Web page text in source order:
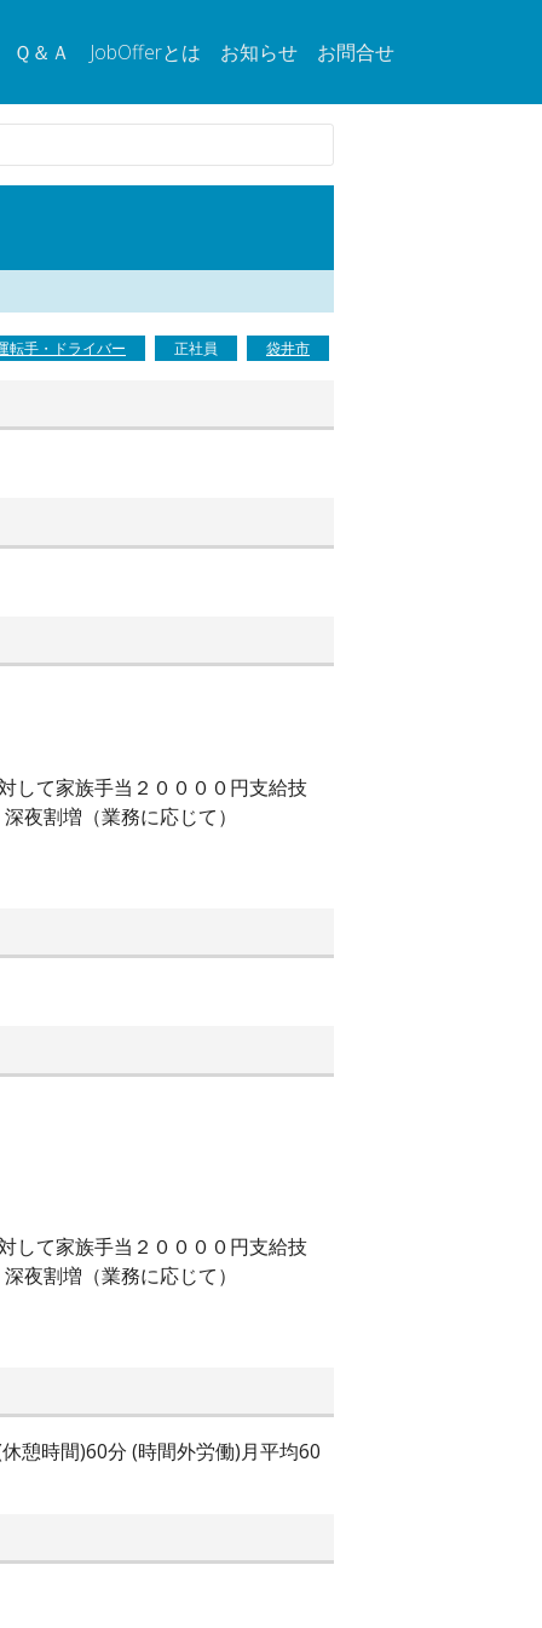
Ｑ＆Ａ JobOfferとは お知らせ お問合せ
転手・ドライバー 正社員 袋井市
して家族手当２００００円支給技
夜割増（業務に応じて）
して家族手当２００００円支給技
夜割増（業務に応じて）
時間)60分 (時間外労働)月平均60